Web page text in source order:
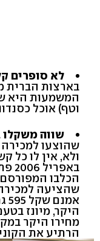
לא סופרים
המשמעות היא
וטף) אוכל
שווה משקלו
שהוצעו
ולא, אין לו כל
הכלבו
היקר, מיונז
הרתיע את